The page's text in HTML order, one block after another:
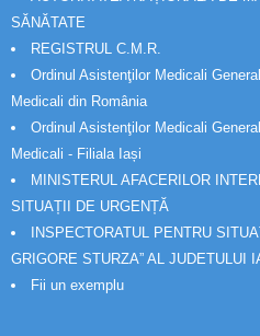
SĂNĂTATE
REGISTRUL C.M.R.
Ordinul Asistenţilor Medicali
Medicali din România
Ordinul Asistenţilor Medicali
Medicali - Filiala Iași
MINISTERUL AFACERILOR
SITUAȚII DE URGENȚĂ
INSPECTORATUL PENTRU
GRIGORE STURZA” AL JUDETULUI
Fii un exemplu